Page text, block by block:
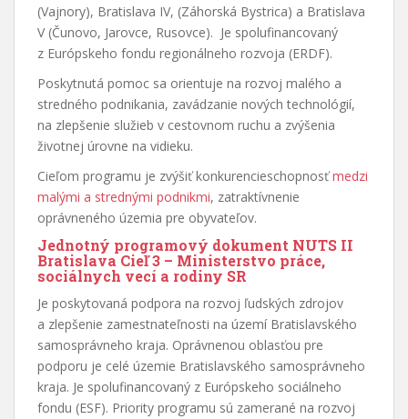
(Vajnory), Bratislava IV, (Záhorská Bystrica) a Bratislava
V (Čunovo, Jarovce, Rusovce). Je spolufinancovaný
z Európskeho fondu regionálneho rozvoja (ERDF).
Poskytnutá pomoc sa orientuje na rozvoj malého a
stredného podnikania, zavádzanie nových technológií,
na zlepšenie služieb v cestovnom ruchu a zvýšenia
životnej úrovne na vidieku.
Cieľom programu je zvýšiť konkurencieschopnosťmedzi
malými a strednými podnikmi, zatraktívnenie
oprávneného územia pre obyvateľov.
Jednotný programový dokument NUTS II
Bratislava Cieľ 3 – Ministerstvo práce,
sociálnych vecí a rodiny SR
Je poskytovaná podpora na rozvoj ľudských zdrojov
a zlepšenie zamestnateľnosti na území Bratislavského
samosprávneho kraja. Oprávnenou oblasťou pre
podporu je celé územie Bratislavského samosprávneho
kraja. Je spolufinancovaný z Európskeho sociálneho
fondu (ESF). Priority programu sú zamerané na rozvoj